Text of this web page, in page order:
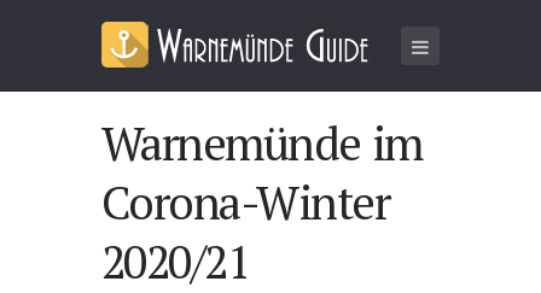
Warnemünde im
Corona-Winter
2020/21